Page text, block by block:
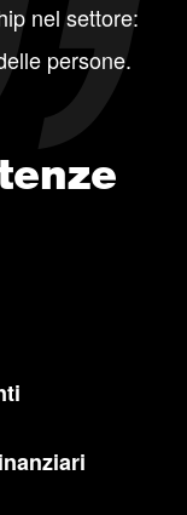
nel settore:
persone.